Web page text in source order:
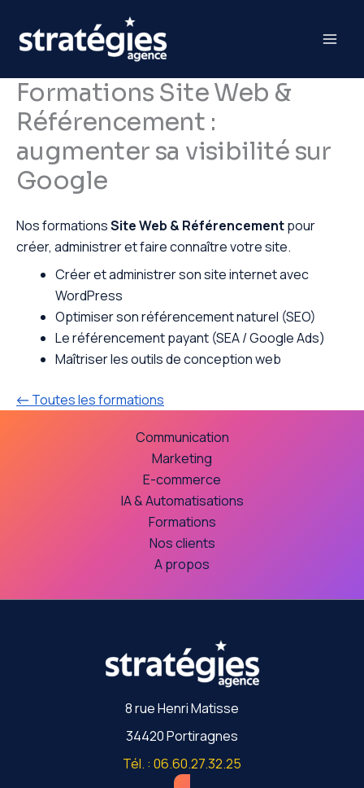
contenu
Formations Site Web &
Référencement :
augmenter sa visibilité sur
Google
Nos formationsSite Web & Référencementpour
créer, administrer et faire connaître votre site.
Créer et administrer son site internet avec
WordPress
Optimiser son référencement naturel (SEO)
Le référencement payant (SEA / Google Ads)
Maîtriser les outils de conception web
← Toutes les formations
Communication
Marketing
E-commerce
IA & Automatisations
Formations
Nos clients
A propos
8 rue Henri Matisse
34420 Portiragnes
Tél. : 06.60.27.32.25